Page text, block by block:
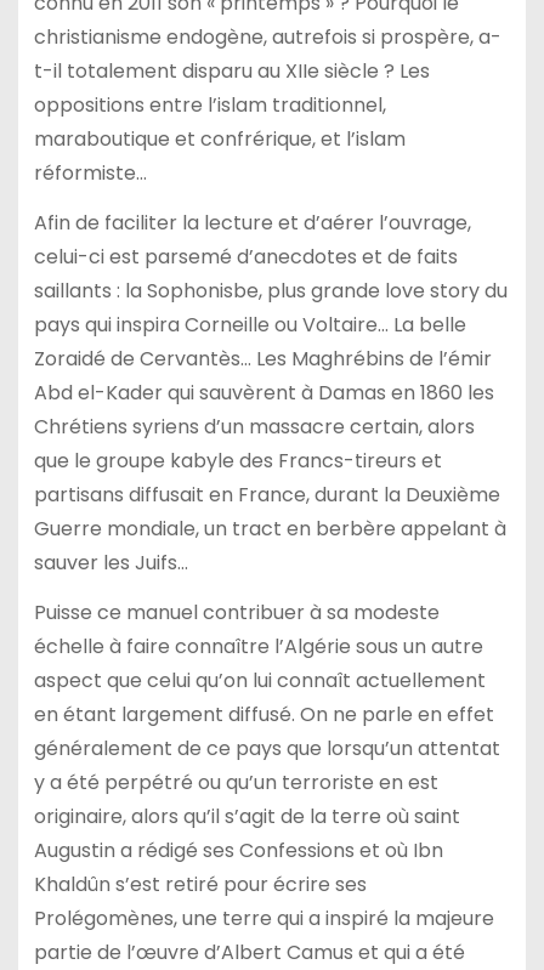
christianisme endogène, autrefois si prospère, a-
t-il totalement disparu au XIIe siècle ? Les
oppositions entre l’islam traditionnel,
maraboutique et confrérique, et l’islam
réformiste…
Afin de faciliter la lecture et d’aérer l’ouvrage,
celui-ci est parsemé d’anecdotes et de faits
saillants : la Sophonisbe, plus grande love story du
pays qui inspira Corneille ou Voltaire… La belle
Zoraidé de Cervantès… Les Maghrébins de l’émir
Abd el-Kader qui sauvèrent à Damas en 1860 les
Chrétiens syriens d’un massacre certain, alors
que le groupe kabyle des Francs-tireurs et
partisans diffusait en France, durant la Deuxième
Guerre mondiale, un tract en berbère appelant à
sauver les Juifs…
Puisse ce manuel contribuer à sa modeste
échelle à faire connaître l’Algérie sous un autre
aspect que celui qu’on lui connaît actuellement
en étant largement diffusé. On ne parle en effet
généralement de ce pays que lorsqu’un attentat
y a été perpétré ou qu’un terroriste en est
originaire, alors qu’il s’agit de la terre où saint
Augustin a rédigé ses Confessions et où Ibn
Khaldûn s’est retiré pour écrire ses
Prolégomènes, une terre qui a inspiré la majeure
partie de l’œuvre d’Albert Camus et qui a été